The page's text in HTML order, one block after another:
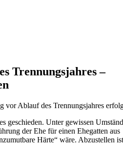
Trennungsjahres –
vor Ablauf des Trennungsjahres
geschieden. Unter gewissen
der Ehe für einen Ehegatten aus
Härte“ wäre. Abzustellen